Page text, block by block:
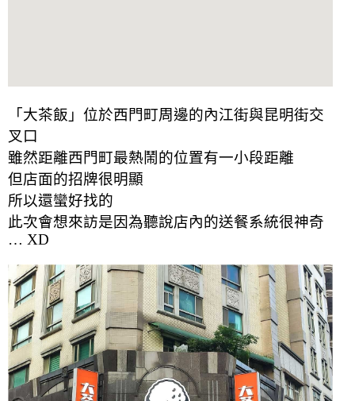
「大茶飯」位於西門町周邊的內江街與昆明街交
叉口
雖然距離西門町最熱鬧的位置有一小段距離
但店面的招牌很明顯
所以還蠻好找的
此次會想來訪是因為聽說店內的送餐系統很神奇
… XD